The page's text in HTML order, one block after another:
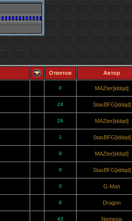
Ответов Автор
0 MAZter[iddqd]
24 StasBFG[iddqd]
26 MAZter[iddqd]
1 StasBFG[iddqd]
9 MAZter[iddqd]
0 StasBFG[iddqd]
0 G-Man
8 Dragon
43 Nemesis